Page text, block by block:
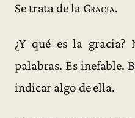
Se trata de la Gracia.
¿Y qué es la gracia?
palabras. Es inefable.
indicar algo de ella.